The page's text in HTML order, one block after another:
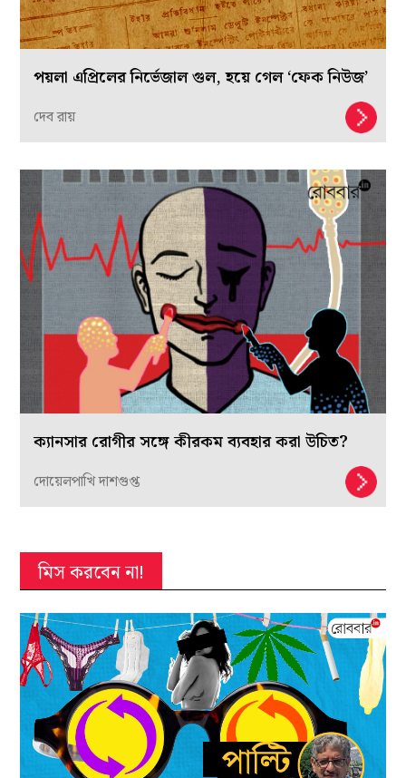
পয়লা এপ্রিলের নির্ভেজাল গুল, হয়ে গেল ‘ফেক নিউজ’
দেব রায়
ক্যানসার রোগীর সঙ্গে কীরকম ব্যবহার করা উচিত?
দোয়েলপাখি দাশগুপ্ত
মিস করবেন না!